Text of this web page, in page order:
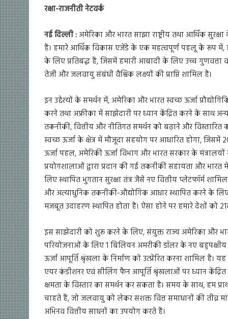
रक्षा-राजनीती नेटवर्क
नई दिल्ली :अमेरिका और भारत साझा राष्ट्रीय तथा आर्थिक
हैं। हमारे आर्थिक विकास एजेंडे के एक महत्वपूर्ण पहलू के रूप में,
के लिए प्रतिबद्ध हैं, जिसमें हमारी आबादी के लिए उच्च गुणवत्ता
तेजी और जलवायु संबंधी वैश्विक लक्ष्यों की प्राप्ति शामिल है।
इन उद्देश्यों के समर्थन में, अमेरिका और भारत स्वच्छ ऊर्जा
करने तथा अफ्रीका में साझेदारी पर ध्यान केंद्रित करने के साथ
तकनीकी, वित्तीय और नीतिगत समर्थन को बढ़ाने और
स्वच्छ ऊर्जा के क्षेत्र में मौजूदा सहयोग पर आधारित होगा, जिसमें
ऊर्जा पहल, अमेरिकी ऊर्जा विभाग और भारत सरकार के
प्रयोगशालाओं द्वारा प्रदान की गई तकनीकी सहायता और
लिए स्थापित भुगतान सुरक्षा तंत्र जैसे नए वित्तीय प्लेटफॉर्म
और अत्याधुनिक तकनीकी-औद्योगिक आधार स्थापित करने के
मजबूत उदाहरण स्थापित होता है। ऐसा होने पर हमारे देशों को
इस साझेदारी को शुरू करने के लिए, संयुक्त राज्य अमेरिका और
परियोजनाओं के लिए 1 बिलियन अमरीकी डॉलर के नए
ऊर्जा आपूर्ति श्रृंखला के निर्माण को उत्प्रेरित करना शामिल है।
एयर कंडीशनर एवं सीलिंग फैन आपूर्ति श्रृंखलाओं पर ध्यान केंद्रित
क्षमता के विस्तार का समर्थन कर सकता है। समय के साथ, हम
चाहते हैं, जो जलवायु को लेकर सशक्त वित्त समाधानों की तीव्र
अभिनव वित्तीय साधनों का उपयोग करते हैं।